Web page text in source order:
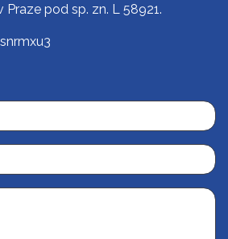
pod sp. zn. L 58921.